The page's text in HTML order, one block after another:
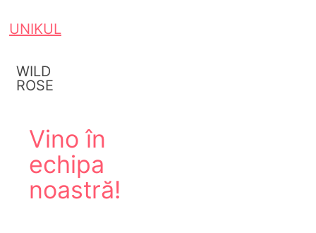
UNIKUL
WILD
ROSE
Vino în
echipa
noastră!